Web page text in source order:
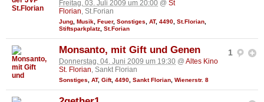
Freitag, 03. Juli 2009 um 20:00 @ St
Florian, St.Forian
Jung, Musik, Feuer, Sonstiges, AT, 4490, St.Florian,
Stiftsparkplatz, St.Forian
1
Monsanto, mit Gift und Genen
Donnerstag, 04. Juni 2009 um 19:30 @ Altes Kino
St. Florian , Sankt Florian
Sonstiges AT, Gift, 4490 Sankt Florian Wienerstr. 8